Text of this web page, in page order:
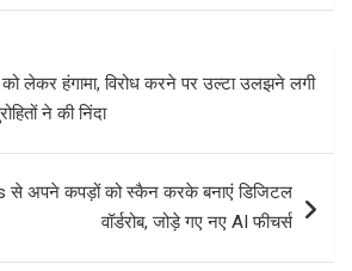
ar
को लेकर हंगामा, विरोध करने पर उल्टा उलझने लगी
ने की निंदा
से अपने कपड़ों को स्कैन करके बनाएं डिजिटल
वॉर्डरोब, जोड़े गए नए AI फीचर्स